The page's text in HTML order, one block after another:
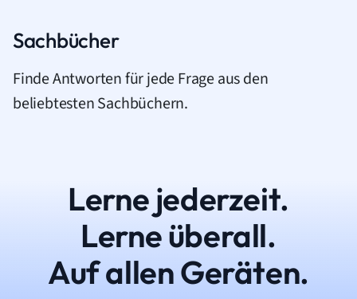
Sachbücher
Finde Antworten für jede Frage aus den
beliebtesten Sachbüchern.
Lerne jederzeit.
Lerne überall.
Auf allen Geräten.